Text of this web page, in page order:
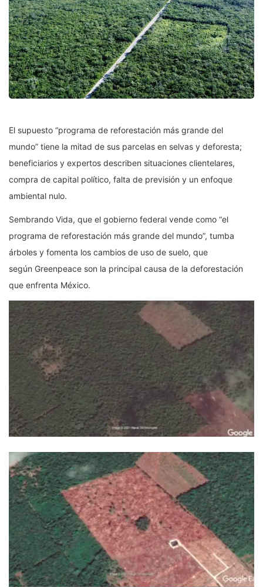
El supuesto “programa de reforestación más grande del
mundo” tiene la mitad de sus parcelas en selvas y deforesta;
beneficiarios y expertos describen situaciones clientelares,
compra de capital político, falta de previsión y un enfoque
ambiental nulo.
Sembrando Vida, que el gobierno federal vende como “el
programa de reforestación más grande del mundo”, tumba
árboles y fomenta los cambios de uso de suelo, que
según Greenpeace son la principal causa de la deforestación
que enfrenta México.